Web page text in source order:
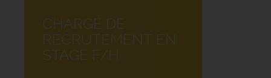
CHARGÉ DE
RECRUTEMENT EN
STAGE F/H